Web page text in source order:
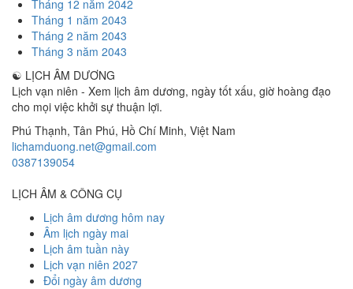
Tháng 12 năm 2042
Tháng 1 năm 2043
Tháng 2 năm 2043
Tháng 3 năm 2043
☯ LỊCH ÂM DƯƠNG
Lịch vạn niên - Xem lịch âm dương, ngày tốt xấu, giờ hoàng đạo
cho mọi việc khởi sự thuận lợi.
Phú Thạnh, Tân Phú, Hồ Chí Minh, Việt Nam
lichamduong.net@gmail.com
0387139054
LỊCH ÂM & CÔNG CỤ
Lịch âm dương hôm nay
Âm lịch ngày mai
Lịch âm tuần này
Lịch vạn niên 2027
Đổi ngày âm dương